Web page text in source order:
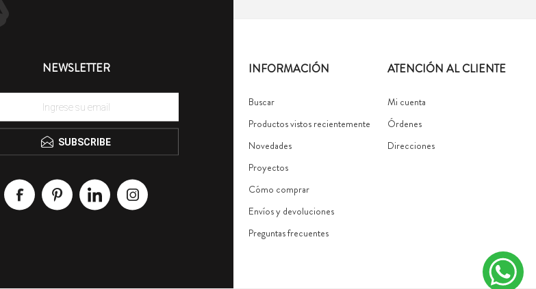
NEWSLETTER
SUBSCRIBE
INFORMACIÓN
Buscar
Productos vistos recientemente
Novedades
Proyectos
Cómo comprar
Envíos y devoluciones
Preguntas frecuentes
ATENCIÓN AL CLIENTE
Mi cuenta
Órdenes
Direcciones